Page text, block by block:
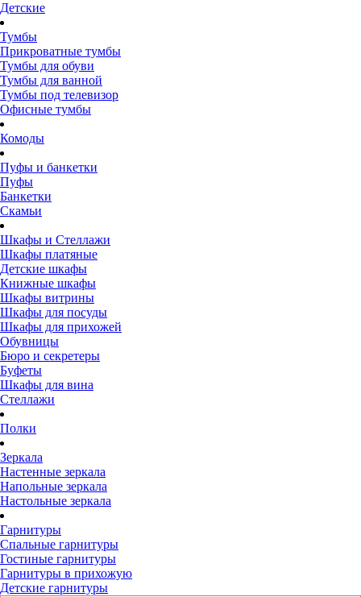
Детские
Тумбы
Прикроватные тумбы
Тумбы для обуви
Тумбы для ванной
Тумбы под телевизор
Офисные тумбы
Комоды
Пуфы и банкетки
Пуфы
Банкетки
Скамьи
Шкафы и Стеллажи
Шкафы платяные
Детские шкафы
Книжные шкафы
Шкафы витрины
Шкафы для посуды
Шкафы для прихожей
Обувницы
Бюро и секретеры
Буфеты
Шкафы для вина
Стеллажи
Полки
Зеркала
Настенные зеркала
Напольные зеркала
Настольные зеркала
Гарнитуры
Спальные гарнитуры
Гостиные гарнитуры
Гарнитуры в прихожую
Детские гарнитуры